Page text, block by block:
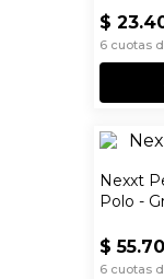
$ 23.
6cuotas
Nexxt
Polo -
$ 55.
6cuotas